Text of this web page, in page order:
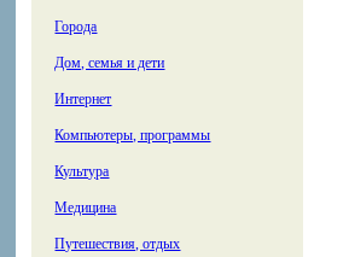
Города
Дом, семья и дети
Интернет
Компьютеры, программы
Культура
Медицина
Путешествия, отдых